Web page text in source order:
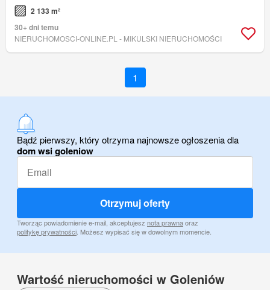
2 133 m²
30+ dni temu
NIERUCHOMOSCI-ONLINE.PL - MIKULSKI NIERUCHOMOŚCI
1
Bądź pierwszy, który otrzyma najnowsze ogłoszenia dla
dom wsi goleniow
Otrzymuj oferty
Tworząc powiadomienie e-mail, akceptujesz nota prawnaoraz
politykę prywatności. Możesz wypisać się w dowolnym momencie.
Wartość nieruchomości w Goleniów